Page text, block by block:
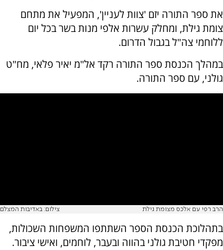
את ספר התורה יזם 'צוות לעניין', המפעיל את מתחם
צומת גילת, ומחלק עשרות אלפי מנות בשר בכל יום
ללוחמי צה"ל בגבול הדרום.
במהלך הכנסת ספר התורה רקד אל"מ יאיר פלאי, מח"ט
גולני, עם ספר התורה.
הרב רפי עם אלכס מצומת גילת צילום: באדיבות המצלם
בתהלוכת הכנסת הספר השתתפו המשפחות השכולות,
מפקדי חטיבת גולני בהווה ובעבר, לוחמים, ואישי ציבור.